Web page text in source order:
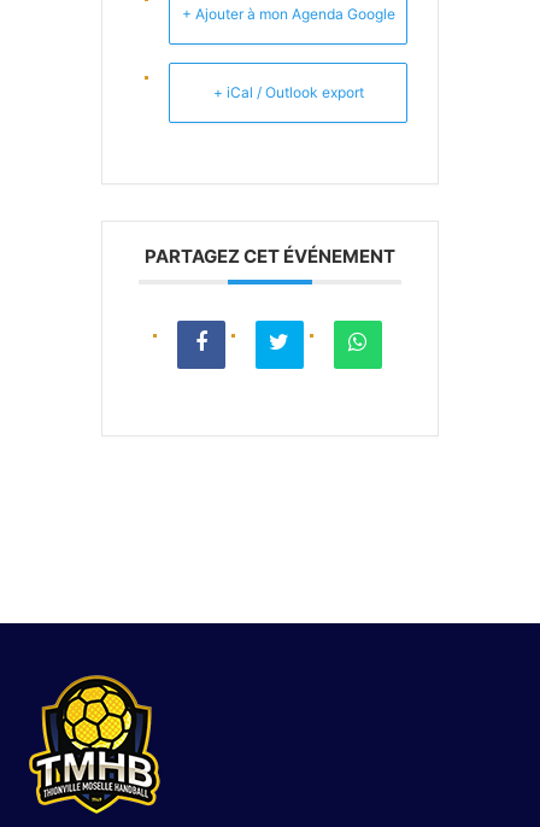
+ Ajouter à mon Agenda Google
+ iCal / Outlook export
PARTAGEZ CET ÉVÉNEMENT